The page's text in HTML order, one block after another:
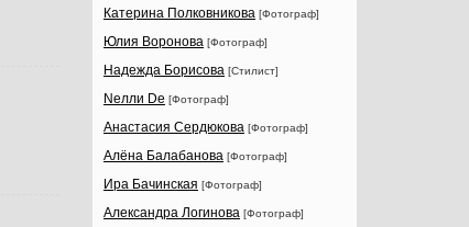
Катерина Полковникова [Фотограф]
Юлия Воронова [Фотограф]
Надежда Борисова [Стилист]
Nелли Dе [Фотограф]
Анастасия Сердюкова [Фотограф]
Алёна Балабанова [Фотограф]
Ира Бачинская [Фотограф]
Александра Логинова [Фотограф]